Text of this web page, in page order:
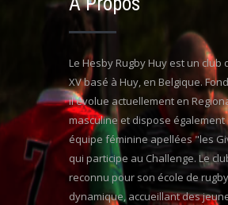
Le Hesby Rugby Huy est un club
XV basé à Huy, en Belgique.
il évolue actuellement en
masculine et dispose également
équipe féminine apellées "les
qui participe au Challenge. Le
reconnu pour son école de rugby
dynamique, accueillant des